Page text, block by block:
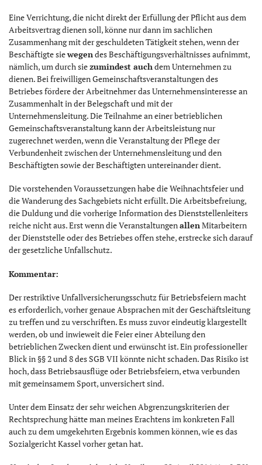
Eine Verrichtung, die nicht direkt der Erfüllung der Pflicht aus dem
Arbeitsvertrag dienen soll, könne nur dann im sachlichen
Zusammenhang mit der geschuldeten Tätigkeit stehen, wenn der
Beschäftigte siewegendes Beschäftigungsverhältnisses aufnimmt,
nämlich, um durch siezumindest auchdem Unternehmen zu
dienen. Bei freiwilligen Gemeinschaftsveranstaltungen des
Betriebes fördere der Arbeitnehmer das Unternehmensinteresse an
Zusammenhalt in der Belegschaft und mit der
Unternehmensleitung. Die Teilnahme an einer betrieblichen
Gemeinschaftsveranstaltung kann der Arbeitsleistung nur
zugerechnet werden, wenn die Veranstaltung der Pflege der
Verbundenheit zwischen der Unternehmensleitung und den
Beschäftigten sowie der Beschäftigten untereinander dient.
Die vorstehenden Voraussetzungen habe die Weihnachtsfeier und
die Wanderung des Sachgebiets nicht erfüllt. Die Arbeitsbefreiung,
die Duldung und die vorherige Information des Dienststellenleiters
reiche nicht aus. Erst wenn die VeranstaltungenallenMitarbeitern
der Dienststelle oder des Betriebes offen stehe, erstrecke sich darauf
der gesetzliche Unfallschutz.
Kommentar:
Der restriktive Unfallversicherungsschutz für Betriebsfeiern macht
es erforderlich, vorher genaue Absprachen mit der Geschäftsleitung
zu treffen und zu verschriften. Es muss zuvor eindeutig klargestellt
werden, ob und inwieweit die Feier einer Abteilung den
betrieblichen Zwecken dient und erwünscht ist. Ein professioneller
Blick in §§ 2 und 8 des SGB VII könnte nicht schaden. Das Risiko ist
hoch, dass Betriebsausflüge oder Betriebsfeiern, etwa verbunden
mit gemeinsamem Sport, unversichert sind.
Unter dem Einsatz der sehr weichen Abgrenzungskriterien der
Rechtsprechung hätte man meines Erachtens im konkreten Fall
auch zu dem umgekehrten Ergebnis kommen können, wie es das
Sozialgericht Kassel vorher getan hat.